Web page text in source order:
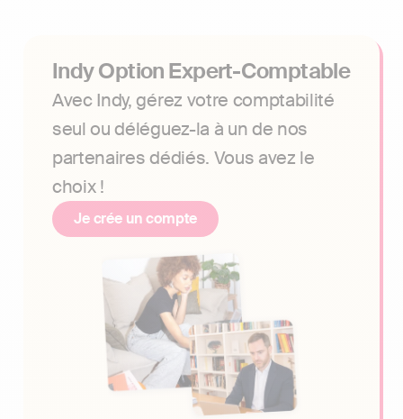
Indy Option Expert-Comptable
Avec Indy, gérez votre comptabilité
seul ou déléguez-la à un de nos
partenaires dédiés. Vous avez le
choix !
Je crée un compte